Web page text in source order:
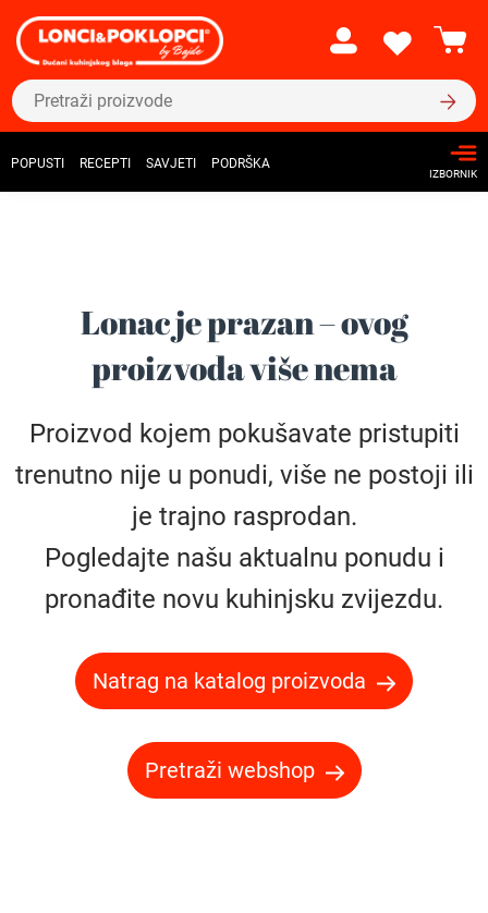
POPUSTI RECEPTI SAVJETI PODRŠKA
IZBORNIK
Lonac je prazan – ovog
proizvoda više nema
Proizvod kojem pokušavate pristupiti
trenutno nije u ponudi, više ne postoji ili
je trajno rasprodan.
Pogledajte našu aktualnu ponudu i
pronađite novu kuhinjsku zvijezdu.
Natrag na katalog proizvoda
Pretraži webshop